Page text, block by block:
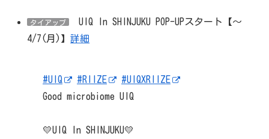
タイアップ
UIQ In SHINJUKU POP-UPスタート【～
4/7(月)】詳細
#UIQ #RIIZE
#UIQXRIIZE
Good microbiome UIQ
💛UIQ In SHINJUKU💛